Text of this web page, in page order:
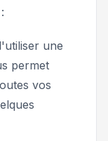
une
permet
vos